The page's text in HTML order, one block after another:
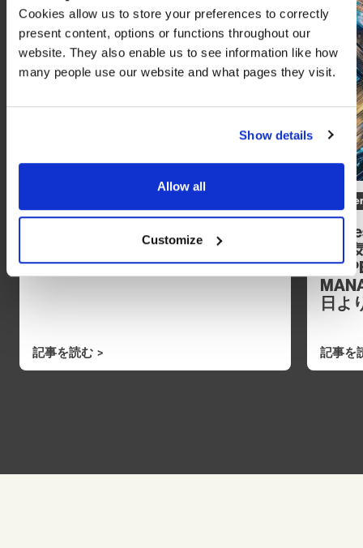
Cookies allow us to store your preferences to correctly
present content, options or functions throughout our
website. They also enable us to see information like how
many people use our website and what pages they visit.
Show details
Allow all
Customize
【Column】「自分がやらなけれ
ば」がチームを止める
記事を読む
【
を
「
日よ
記事を